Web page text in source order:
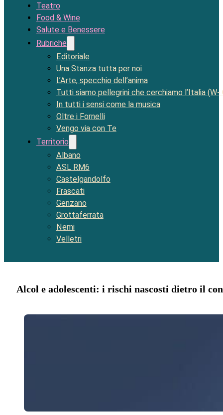
Teatro
Food & Wine
Salute e Benessere
Rubriche
Editoriale
Una Stanza tutta per noi
L’Arte, specchio dell’anima
Tutti siamo pellegrini che cerchiamo l’Italia (W-
In tutti i sensi come la musica
Oltre i Fornelli
Vengo via con Te
Territorio
Albano
ASL RM6
Castelgandolfo
Frascati
Genzano
Grottaferrata
Nemi
Velletri
Alcol e adolescenti: i rischi nascosti dietro il